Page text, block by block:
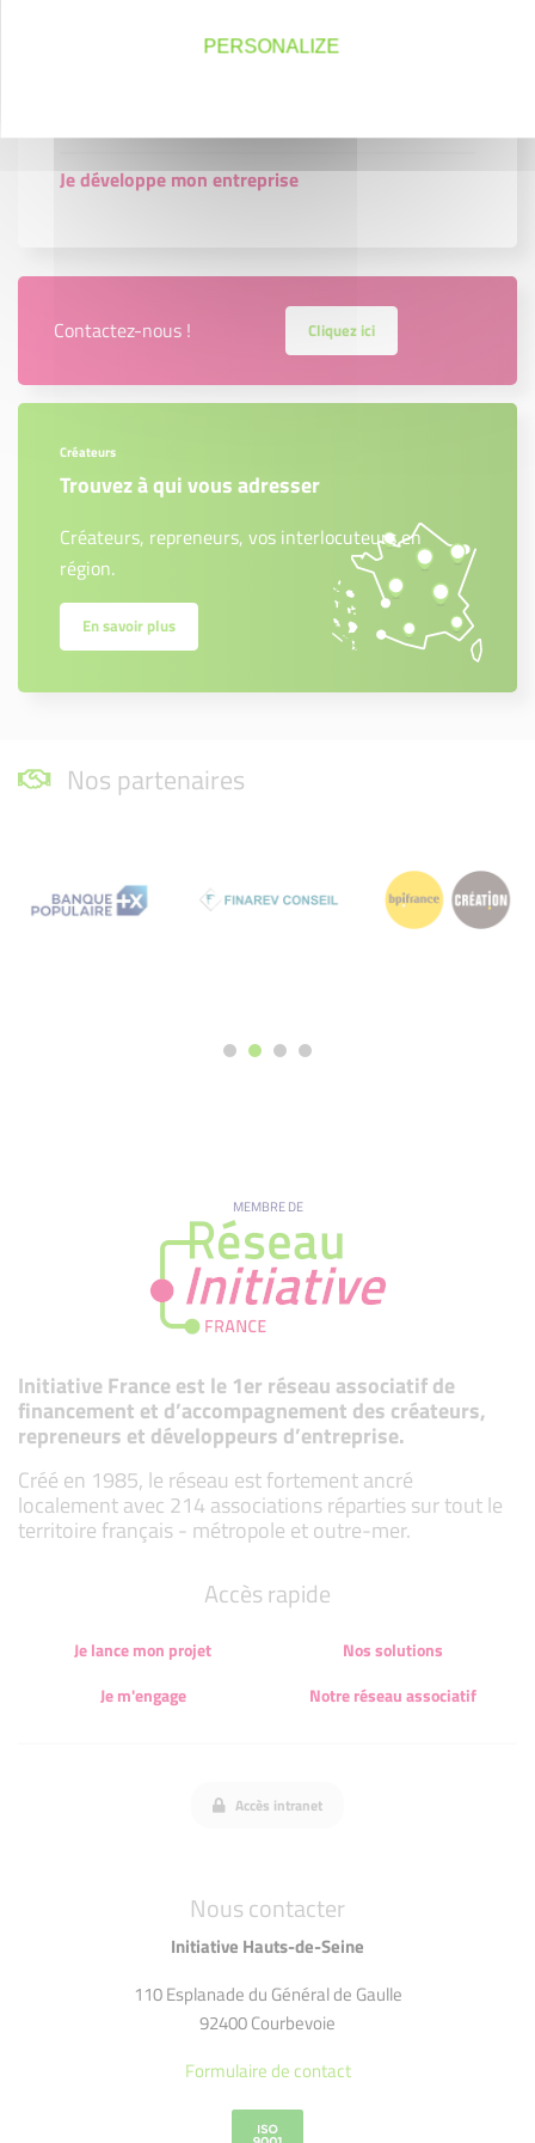
Je développe mon entreprise
Contactez-nous ! Cliquez ici
Créateurs
Trouvez à qui vous adresser
Créateurs, repreneurs, vos interlocuteurs en
région.
En savoir plus
Nos partenaires
MEMBRE DE
Initiative France est le 1er réseau associatif de
financement et d’accompagnement des créateurs,
repreneurs et développeurs d’entreprise.
Créé en 1985, le réseau est fortement ancré
localement avec 214 associations réparties sur tout le
territoire français - métropole et outre-mer.
Nous contacter
Initiative Hauts-de-Seine
110 Esplanade du Général de Gaulle
92400 Courbevoie
Formulaire de contact
Accès rapide
Je lance mon projet
Nos solutions
Je m'engage
Notre réseau associatif
Accès intranet
PERSONALIZE